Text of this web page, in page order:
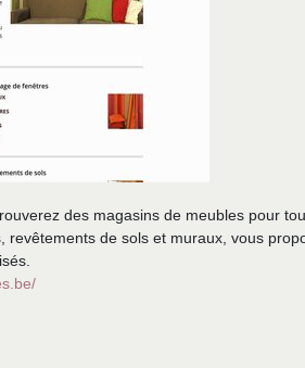
des magasins de meubles pour
revêtements de sols et muraux, vous